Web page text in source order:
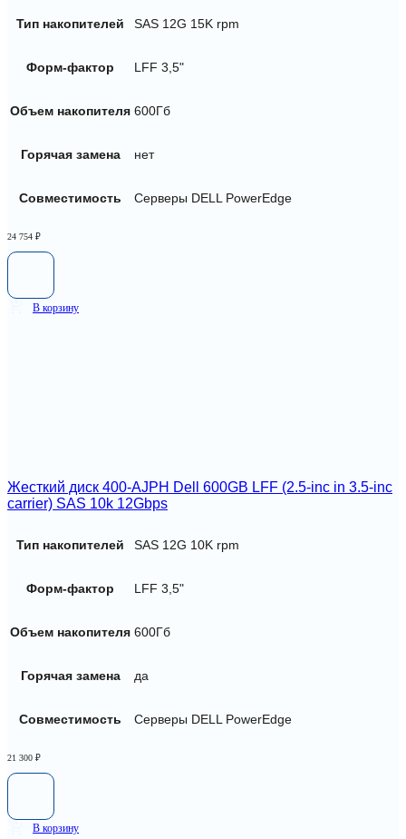
Тип накопителей SAS 12G 15K rpm
Форм-фактор LFF 3,5"
Объем накопителя 600Гб
Горячая замена нет
Совместимость Серверы DELL PowerEdge
24 754 ₽
В корзину
Жесткий диск 400-AJPH Dell 600GB LFF (2.5-inc in 3.5-inc
carrier) SAS 10k 12Gbps
Тип накопителей SAS 12G 10K rpm
Форм-фактор LFF 3,5"
Объем накопителя 600Гб
Горячая замена да
Совместимость Серверы DELL PowerEdge
21 300 ₽
В корзину